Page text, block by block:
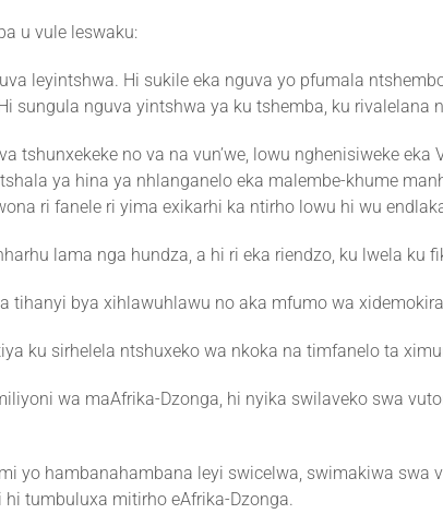
u vule leswaku:
leyintshwa. Hi sukile eka nguva yo pfumala
sungula nguva yintshwa ya ku tshemba, ku rivalelana
tshunxekeke no va na vun’we, lowu nghenisiweke
ya hina ya nhlanganelo eka malembe-khume
ri fanele ri yima exikarhi ka ntirho lowu hi wu
lama nga hundza, a hi ri eka riendzo, ku lwela ku
tihanyi bya xihlawuhlawu no aka mfumo wa
ku sirhelela ntshuxeko wa nkoka na timfanelo ta
wa maAfrika-Dzonga, hi nyika swilaveko swa
yo hambanahambana leyi swicelwa, swimakiwa swa
tumbuluxa mitirho eAfrika-Dzonga.